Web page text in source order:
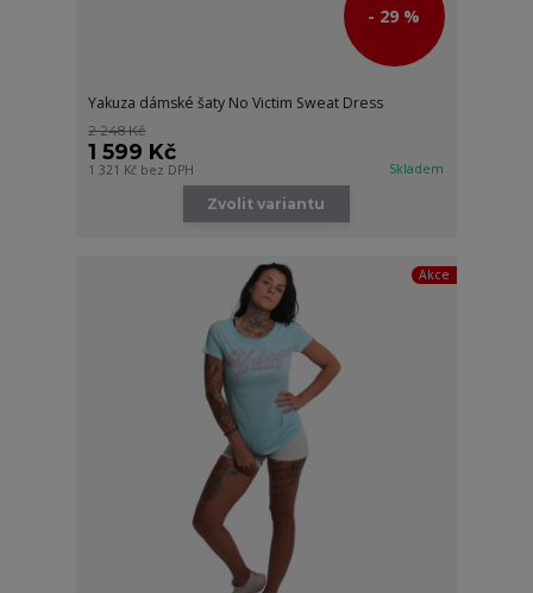
- 29 %
Yakuza dámské šaty No Victim Sweat Dress
2 248 Kč
1 599 Kč
1 321 Kč bez DPH Skladem
Zvolit variantu
Akce